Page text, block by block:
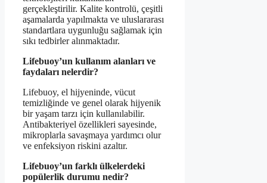
gerçekleştirilir. Kalite kontrolü, çeşitli
aşamalarda yapılmakta ve uluslararası
standartlara uygunluğu sağlamak için
sıkı tedbirler alınmaktadır.
Lifebuoy’un kullanım alanları ve
faydaları nelerdir?
Lifebuoy, el hijyeninde, vücut
temizliğinde ve genel olarak hijyenik
bir yaşam tarzı için kullanılabilir.
Antibakteriyel özellikleri sayesinde,
mikroplarla savaşmaya yardımcı olur
ve enfeksiyon riskini azaltır.
Lifebuoy’un farklı ülkelerdeki
popülerlik durumu nedir?